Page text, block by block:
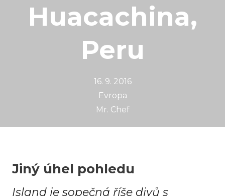
Huacachina,
Peru
16. 9. 2016
Evropa
Mr. Chef
Jiný úhel pohledu
Island je sopečná říše divů s